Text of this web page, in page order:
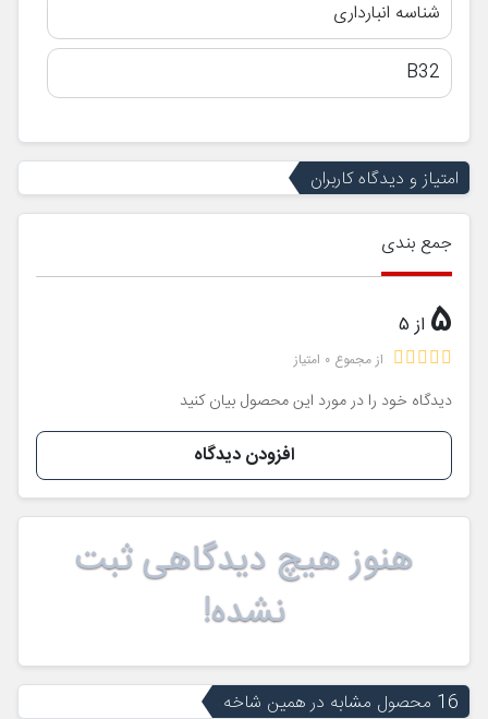
شناسه انبارداری
B32
امتیاز و دیدگاه کاربران
جمع بندی
5 از 5
از مجموع 0 امتیاز
دیدگاه خود را در مورد این محصول بیان کنید
افزودن دیدگاه
هنوز هیچ دیدگاهی ثبت
نشده!
16 محصول مشابه در همین شاخه